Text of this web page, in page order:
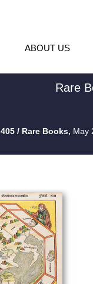
ABOUT US
Rare
405 / Rare Books, May